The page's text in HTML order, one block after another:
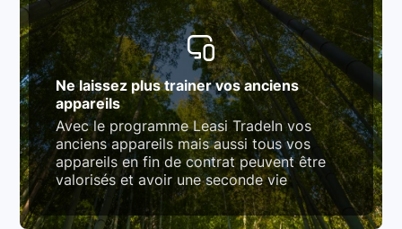
Ne laissez plus trainer vos anciens
appareils
Avec le programme Leasi TradeIn vos
anciens appareils mais aussi tous vos
appareils en fin de contrat peuvent être
valorisés et avoir une seconde vie